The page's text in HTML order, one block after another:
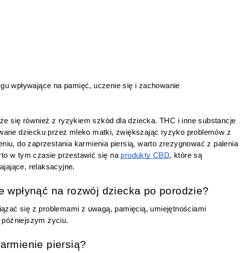
wpływające na pamięć, uczenie się i zachowanie
się również z ryzykiem szkód dla dziecka. THC i inne substancje
dziecku przez mleko matki, zwiększając ryzyko problemów z
do zaprzestania karmienia piersią, warto zrezygnować z palenia
w tym czasie przestawić się na produkty CBD, które są
relaksacyjne.
na rozwój dziecka po porodzie?
się z problemami z uwagą, pamięcią, umiejętnościami
życiu.
piersią?